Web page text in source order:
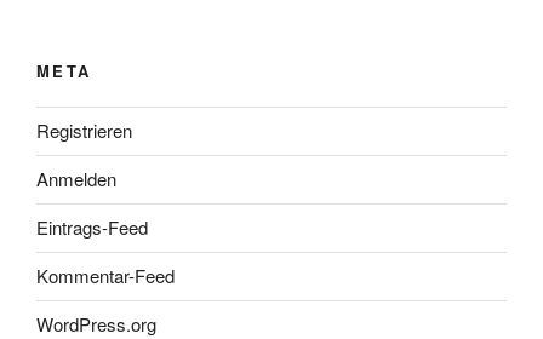
META
Registrieren
Anmelden
Eintrags-Feed
Kommentar-Feed
WordPress.org